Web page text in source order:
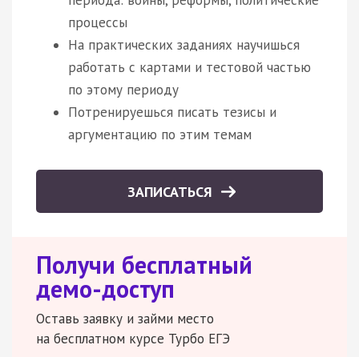
процессы
На практических заданиях научишься
работать с картами и тестовой частью
по этому периоду
Потренируешься писать тезисы и
аргументацию по этим темам
ЗАПИСАТЬСЯ
Получи бесплатный
демо-доступ
Оставь заявку и займи место
на бесплатном курсе Турбо ЕГЭ